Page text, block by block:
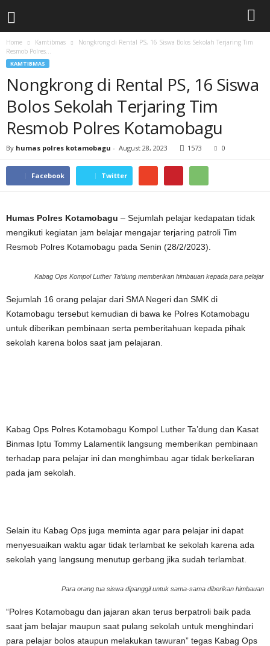
Home Kamtibmas
Nongkrong di Rental PS, 16 Siswa Bolos Sekolah Terjaring Tim
Resmob Polres...
KAMTIBMAS
Nongkrong di Rental PS, 16 Siswa
Bolos Sekolah Terjaring Tim
Resmob Polres Kotamobagu
By humas polres kotamobagu - August 28, 2023 1573 0
Facebook Twitter
Humas Polres Kotamobagu – Sejumlah pelajar kedapatan tidak
mengikuti kegiatan jam belajar mengajar terjaring patroli Tim
Resmob Polres Kotamobagu pada Senin (28/2/2023).
Kabag Ops Kompol Luther Ta’dung memberikan himbauan kepada para pelajar
Sejumlah 16 orang pelajar dari SMA Negeri dan SMK di
Kotamobagu tersebut kemudian di bawa ke Polres Kotamobagu
untuk diberikan pembinaan serta pemberitahuan kepada pihak
sekolah karena bolos saat jam pelajaran.
Kabag Ops Polres Kotamobagu Kompol Luther Ta’dung dan Kasat
Binmas Iptu Tommy Lalamentik langsung memberikan pembinaan
terhadap para pelajar ini dan menghimbau agar tidak berkeliaran
pada jam sekolah.
Selain itu Kabag Ops juga meminta agar para pelajar ini dapat
menyesuaikan waktu agar tidak terlambat ke sekolah karena ada
sekolah yang langsung menutup gerbang jika sudah terlambat.
Para orang tua siswa dipanggil untuk sama-sama diberikan himbauan
“Polres Kotamobagu dan jajaran akan terus berpatroli baik pada
saat jam belajar maupun saat pulang sekolah untuk menghindari
para pelajar bolos ataupun melakukan tawuran” tegas Kabag Ops